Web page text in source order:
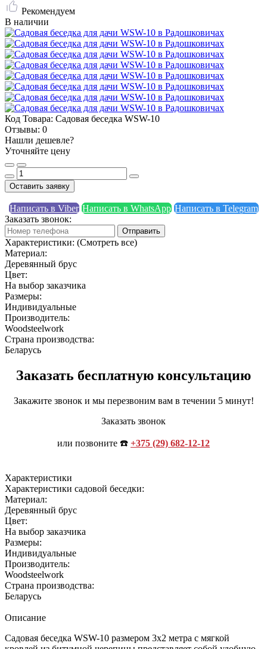
Рекомендуем
В наличии
Код Товара: Садовая беседка WSW-10
Отзывы: 0
Нашли дешевле?
Уточняйте цену
Оставить заявку
Написать в Viber Написать в WhatsApp Написать в Telegram
Заказать звонок:
Отправить
Характеристики: (Смотреть все)
Материал:
Деревянный брус
Цвет:
На выбор заказчика
Размеры:
Индивидуальные
Производитель:
Woodsteelwork
Страна производства:
Беларусь
Заказать бесплатную консультацию
Закажите звонок и мы перезвоним вам в течении 5 минут!
Заказать звонок
или позвоните ☎️ +375 (29) 682-12-12
Характеристики
Характеристики садовой беседки:
Материал:
Деревянный брус
Цвет:
На выбор заказчика
Размеры:
Индивидуальные
Производитель:
Woodsteelwork
Страна производства:
Беларусь
Описание
Садовая беседка WSW-10 размером 3x2 метра с мягкой